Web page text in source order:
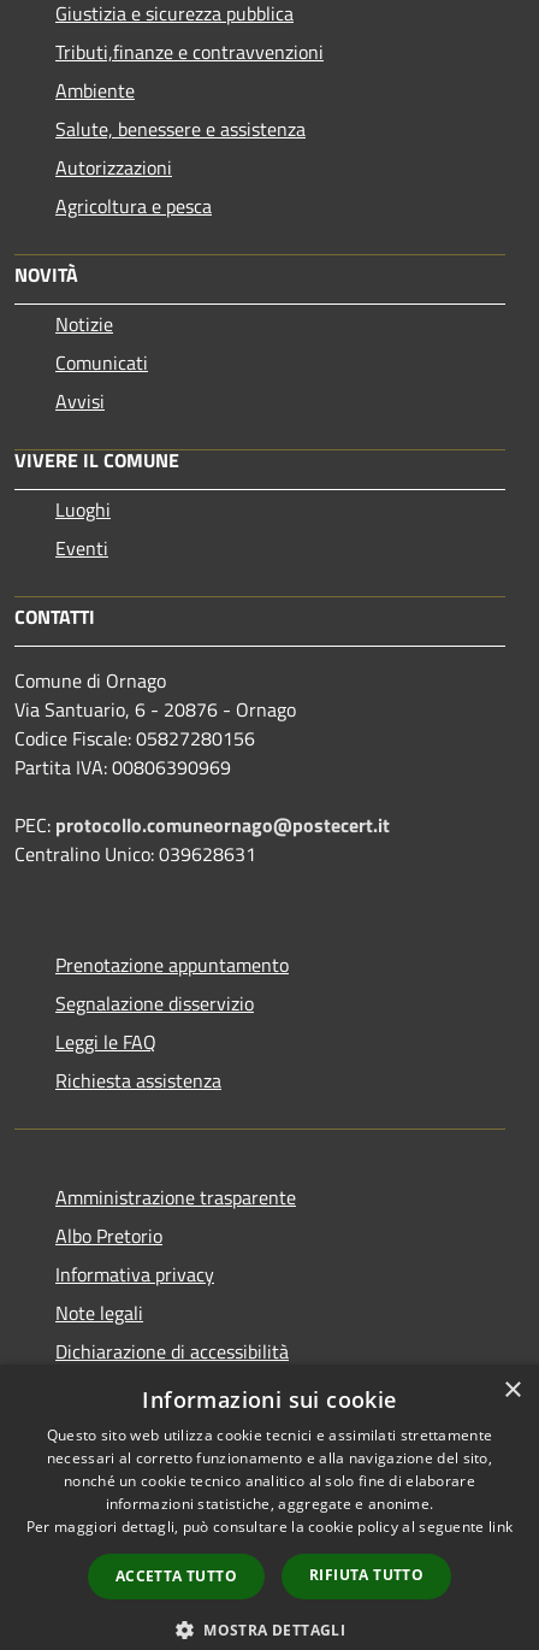
Giustizia e sicurezza pubblica
Tributi,finanze e contravvenzioni
Ambiente
Salute, benessere e assistenza
Autorizzazioni
Agricoltura e pesca
NOVITÀ
Notizie
Comunicati
Avvisi
VIVERE IL COMUNE
Luoghi
Eventi
CONTATTI
Comune di Ornago
Via Santuario, 6 - 20876 - Ornago
Codice Fiscale: 05827280156
Partita IVA: 00806390969
PEC: protocollo.comuneornago@postecert.it
Centralino Unico: 039628631
Prenotazione appuntamento
Segnalazione disservizio
Leggi le FAQ
Richiesta assistenza
Amministrazione trasparente
Albo Pretorio
Informativa privacy
Note legali
Dichiarazione di accessibilità
Obiettivi di accessibilità
Accessibilità
Copyright © 2026 • Comune di
Ornago • Powered by
Municipium•
Accesso
redazione
×
Informazioni sui cookie
Questo sito web utilizza cookie tecnici e assimilati strettamente
necessari al corretto funzionamento e alla navigazione del sito,
nonché un cookie tecnico analitico al solo fine di elaborare
informazioni statistiche, aggregate e anonime.
Per maggiori dettagli, può consultare la cookie policy al seguente link
ACCETTA TUTTO RIFIUTA TUTTO
MOSTRA DETTAGLI